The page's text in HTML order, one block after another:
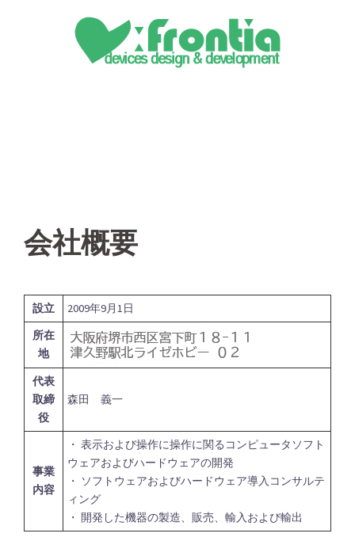
会社概要
設立
2009年9月1日
所在
地
代表
取締
役
森田 義一
事業
内容
・ 表示および操作に操作に関るコンピュータソフト
ウェアおよびハードウェアの開発
・ ソフトウェアおよびハードウェア導入コンサルテ
ィング
・ 開発した機器の製造、販売、輸入および輸出